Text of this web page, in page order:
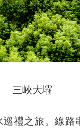
三峽大壩
禮之旅。線路